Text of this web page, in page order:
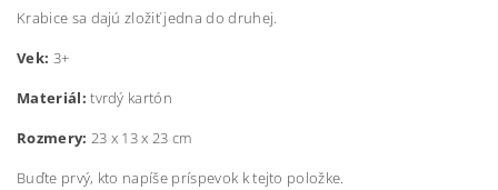
Krabice sa dajú zložiť jedna do druhej.
Vek: 3+
Materiál: tvrdý kartón
Rozmery: 23 x 13 x 23 cm
Buďte prvý, kto napíše príspevok k tejto položke.